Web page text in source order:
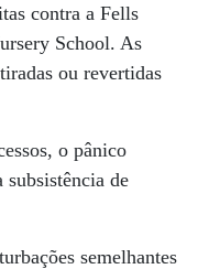
contra a Fells
School. As
ou revertidas
o pânico
subsistência de
semelhantes